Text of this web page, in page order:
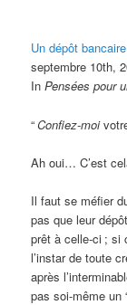
Un dépôt
septembre 10th,
InPensées pour
“Confiez-moi
Ah oui… C’est
Il faut se méfier
pas que leur
prêt à celle-ci ; si
l’instar de toute
après
pas soi-même un